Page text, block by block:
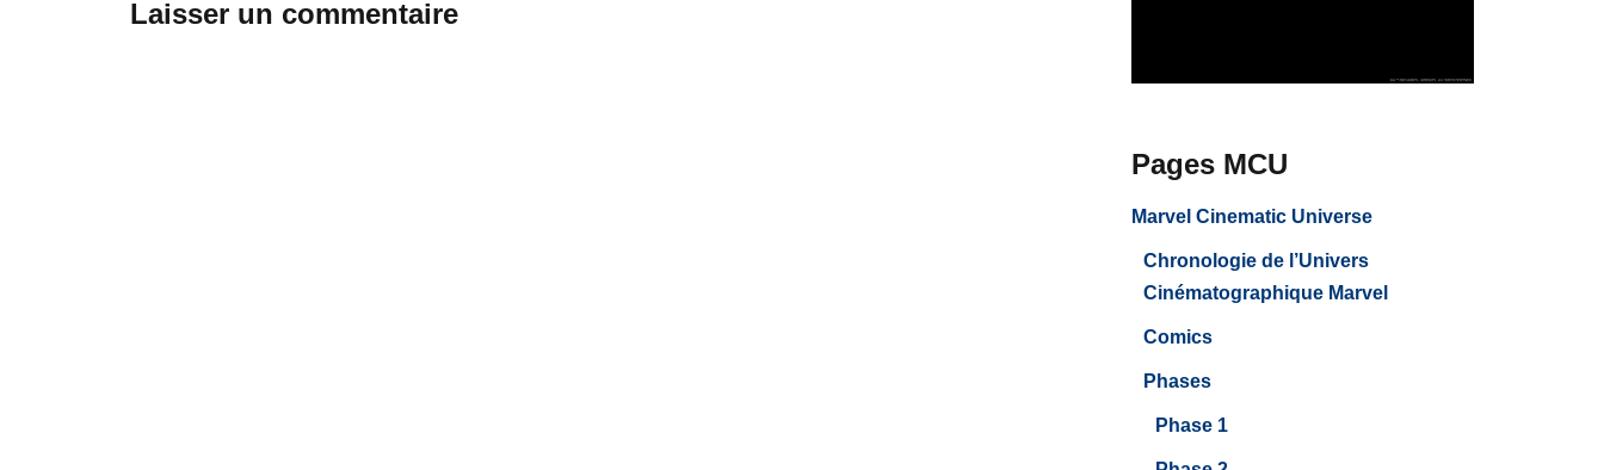
Laisser un commentaire
Pages MCU
Marvel Cinematic Universe
Chronologie de l’Univers
Cinématographique Marvel
Comics
Phases
Phase 1